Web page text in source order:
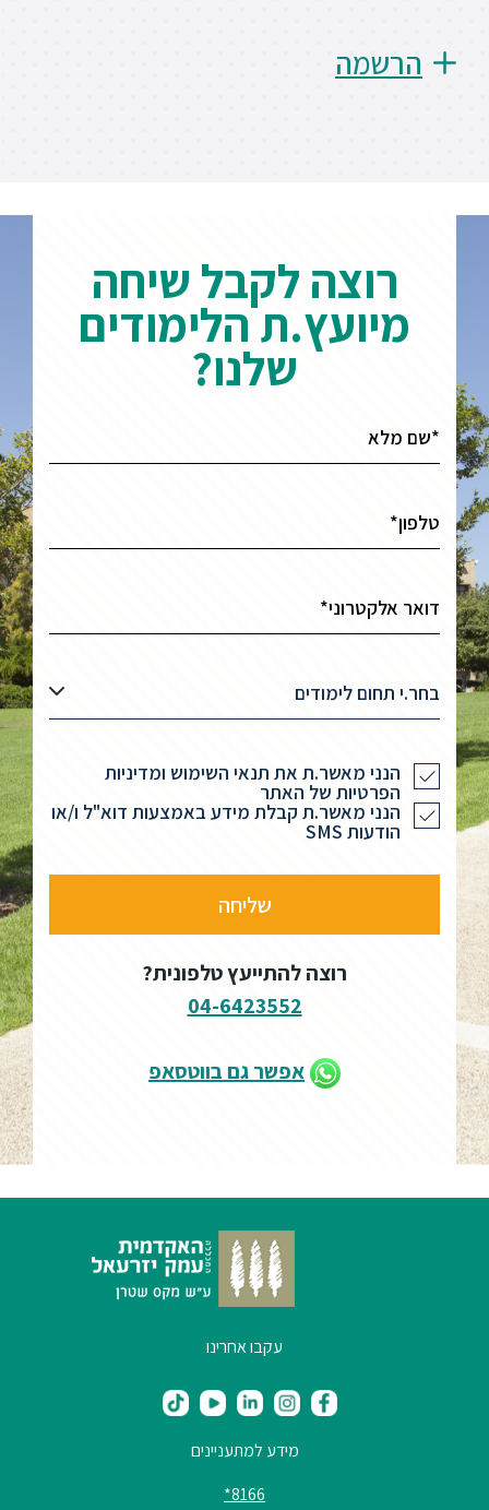
הרשמה
רוצה לקבל שיחה
מיועץ.ת הלימודים
שלנו?
בחר.י תחום לימודים
הנני מאשר.ת את תנאי השימוש ומדיניות
הפרטיות של האתר
הנני מאשר.ת קבלת מידע באמצעות דוא"ל ו/או
הודעות SMS
רוצה להתייעץ טלפונית?
04-6423552
אפשר גם בווטסאפ
עקבו אחרינו
מידע למתעניינים
8166*